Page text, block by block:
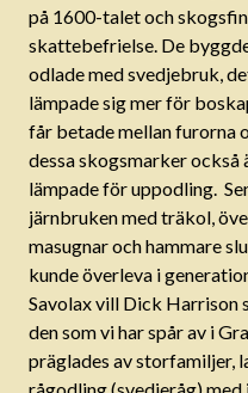
på 1600-talet och
skattebefrielse. De
odlade med svedjebruk,
lämpade sig mer för
får betade mellan furorna
dessa skogsmarker
lämpade för uppodling.
järnbruken med träkol,
masugnar och hammare
kunde överleva i
Savolax vill Dick Harrison
den som vi har spår av i
präglades av storfamiljer,